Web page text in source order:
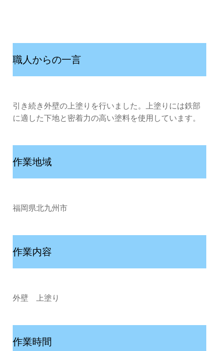
職人からの一言
引き続き外壁の上塗りを行いました。上塗りには鉄部
に適した下地と密着力の高い塗料を使用しています。
作業地域
福岡県北九州市
作業内容
外壁 上塗り
作業時間